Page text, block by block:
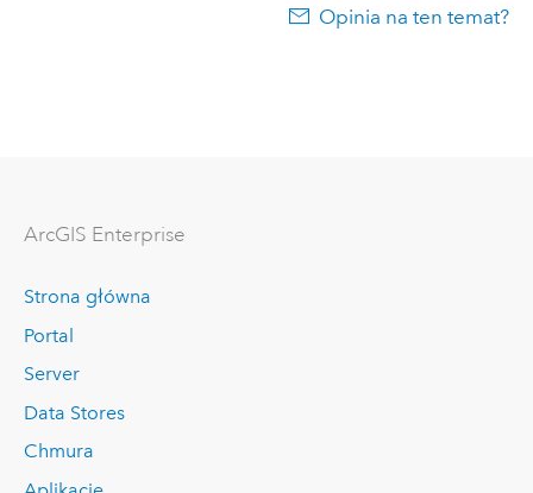
Opinia na ten temat?
ArcGIS Enterprise
Strona główna
Portal
Server
Data Stores
Chmura